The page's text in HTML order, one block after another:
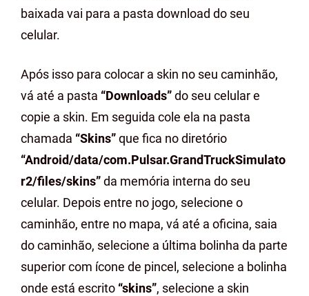
baixada vai para a pasta download do seu
celular.
Após isso para colocar a skin no seu caminhão,
vá até a pasta “Downloads”do seu celular e
copie a skin. Em seguida cole ela na pasta
chamada “Skins”que fica no diretório
“Android/data/com.Pulsar.GrandTruckSimulato
r2/files/skins”da memória interna do seu
celular. Depois entre no jogo, selecione o
caminhão, entre no mapa, vá até a oficina, saia
do caminhão, selecione a última bolinha da parte
superior com ícone de pincel, selecione a bolinha
onde está escrito “skins”, selecione a skin